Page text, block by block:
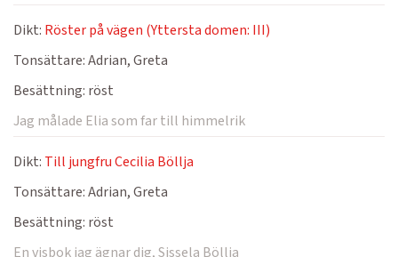
Dikt: Röster på vägen (Yttersta domen: III)
Tonsättare:Adrian, Greta
Besättning: röst
Jag målade Elia som far till himmelrik
Dikt: Till jungfru Cecilia Böllja
Tonsättare:Adrian, Greta
Besättning: röst
En visbok jag ägnar dig, Sissela Böllja